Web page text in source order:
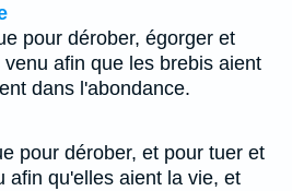
pour dérober, égorger et
afin que les brebis aient
dans l'abondance.
pour dérober, et pour tuer et
afin qu'elles aient la vie, et